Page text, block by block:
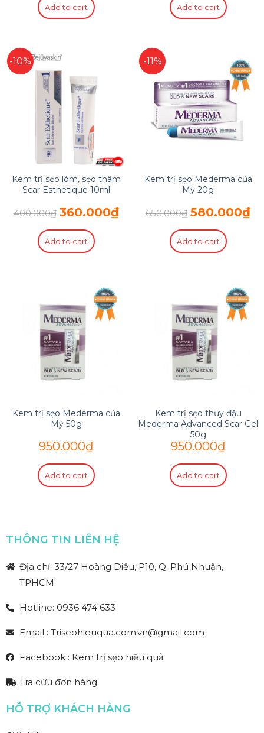
Add to cart Add to cart
-10%
Kem trị sẹo lõm, sẹo thâm
Scar Esthetique 10ml
400.000₫ 360.000₫
Add to cart
-11%
Kem trị sẹo Mederma của
Mỹ 20g
650.000₫ 580.000₫
Add to cart
Kem trị sẹo Mederma của
Mỹ 50g
950.000₫
Add to cart
Kem trị sẹo thủy đậu
Mederma Advanced Scar Gel
50g
950.000₫
Add to cart
THÔNG TIN LIÊN HỆ
Địa chỉ: 33/27 Hoàng Diệu, P10, Q. Phú Nhuận,
TPHCM
Hotline: 0936 474 633
Email : Triseohieuqua.com.vn@gmail.com
Facebook : Kem trị sẹo hiệu quả
Tra cứu đơn hàng
HỖ TRỢ KHÁCH HÀNG